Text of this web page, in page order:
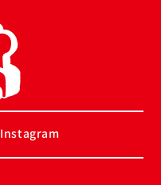
Instagram